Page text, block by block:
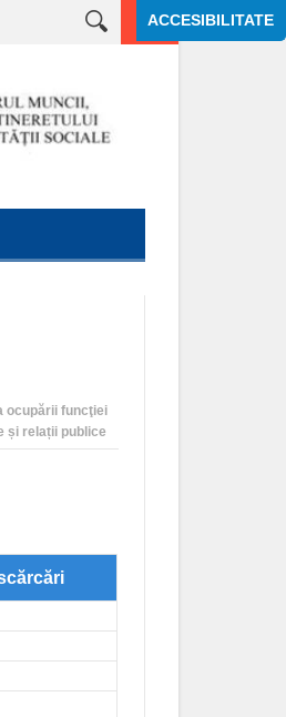
I grad profesional asistent – Serviciul
ocupării funcţiei
și relații publice
ACCESIBILITATE